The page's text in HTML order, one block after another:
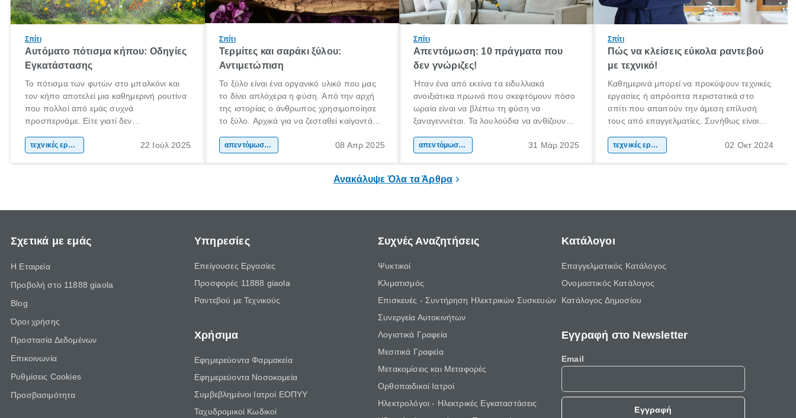
Σπίτι
Αυτόματο πότισμα κήπου: Οδηγίες
Εγκατάστασης
Το πότισμα των φυτών στο μπαλκόνι και
τον κήπο αποτελεί μια καθημερινή ρουτίνα
που πολλοί από εμάς συχνά
προσπερνάμε. Είτε γιατί δεν
Αυτό ωστόσο, έχει πολύ αρνητικές
τεχνικές εργασίες 22 Ιούλ 2025
Σπίτι
Τερμίτες και σαράκι ξύλου:
Αντιμετώπιση
Το ξύλο είναι ένα οργανικό υλικό που μας
το δίνει απλόχερα η φύση. Από την αρχή
της ιστορίας ο άνθρωπος χρησιμοποίησε
το ξύλο. Αρχικά για να ζεσταθεί καίγοντάς
και εργαλεία που τον βοηθούσαν στην
τα μήκη και πλάτη του πλανήτη.
απεντόμωση / προστασία κατοικίας 08 Απρ 2025
Σπίτι
Απεντόμωση: 10 πράγματα που
δεν γνώριζες!
Ήταν ένα από εκείνα τα ειδυλλιακά
ανοιξιάτικα πρωινά που σκεφτόμουν πόσο
ωραία είναι να βλέπω τη φύση να
ξαναγεννιέται. Τα λουλούδια να ανθίζουν
ώρα, οφείλω να παραδεχτώ, πως πίστεψα
απεντόμωση / προστασία κατοικίας 31 Μάρ 2025
Σπίτι
Πώς να κλείσεις εύκολα ραντεβού
με τεχνικό!
Καθημερινά μπορεί να προκύψουν τεχνικές
εργασίες ή απρόοπτα περιστατικά στο
σπίτι που απαιτούν την άμεση επίλυσή
τους από επαγγελματίες. Συνήθως είναι
να τις επιδιορθώσεις μόνος σου, τις
τεχνικές εργασίες 02 Οκτ 2024
Ανακάλυψε Όλα τα Άρθρα
Σχετικά με εμάς
Η Εταιρεία
Προβολή στο 11888 giaola
Blog
Όροι χρήσης
Προστασία Δεδομένων
Επικοινωνία
Ρυθμίσεις Cookies
Προσβασιμότητα
Υπηρεσίες
Επείγουσες Εργασίες
Προσφορές 11888 giaola
Ραντεβού με Τεχνικούς
Χρήσιμα
Εφημερεύοντα Φαρμακεία
Εφημερεύοντα Νοσοκομεία
Συμβεβλημένοι Ιατροί ΕΟΠΥΥ
Ταχυδρομικοί Κωδικοί
Συχνές Αναζητήσεις
Ψυκτικοί
Κλιματισμός
Επισκευές - Συντήρηση Ηλεκτρικών Συσκευών
Συνεργεία Αυτοκινήτων
Λογιστικά Γραφεία
Μεσιτικά Γραφεία
Μετακομίσεις και Μεταφορές
Ορθοπαιδικοί Ιατροί
Ηλεκτρολόγοι - Ηλεκτρικές Εγκαταστάσεις
Κατάλογοι
Επαγγελματικός Κατάλογος
Ονομαστικός Κατάλογος
Κατάλογος Δημοσίου
Εγγραφή στο Newsletter
Email
Εγγραφή